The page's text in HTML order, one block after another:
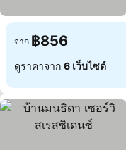
จาก ฿856
ดูราคาจาก 6 เว็บไซต์